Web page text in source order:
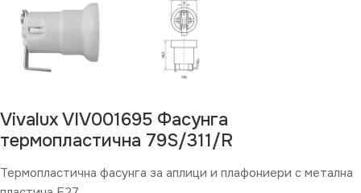
Vivalux VIV001695 Фасунга
термопластична 79S/311/R
Термопластична фасунга за аплици и плафониери с метална